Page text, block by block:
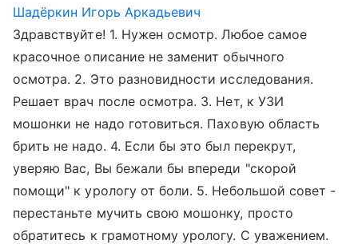
Шадёркин Игорь Аркадьевич
Здравствуйте! 1. Нужен осмотр. Любое самое
красочное описание не заменит обычного
осмотра. 2. Это разновидности исследования.
Решает врач после осмотра. 3. Нет, к УЗИ
мошонки не надо готовиться. Паховую область
брить не надо. 4. Если бы это был перекрут,
уверяю Вас, Вы бежали бы впереди "скорой
помощи" к урологу от боли. 5. Небольшой совет -
перестаньте мучить свою мошонку, просто
обратитесь к грамотному урологу. С уважением.